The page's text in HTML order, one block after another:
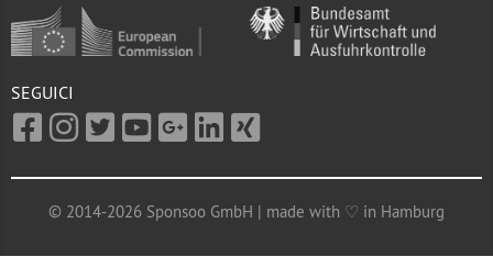
SEGUICI
© 2014-2026 Sponsoo GmbH | made with ♡ in Hamburg